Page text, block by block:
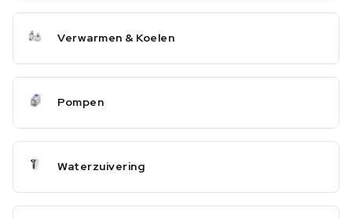
Verwarmen & Koelen
Pompen
Waterzuivering